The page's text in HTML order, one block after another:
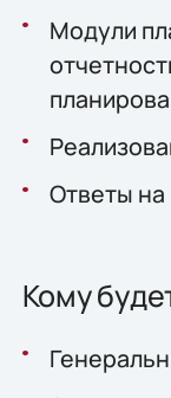
Модули
Ответы
Кому